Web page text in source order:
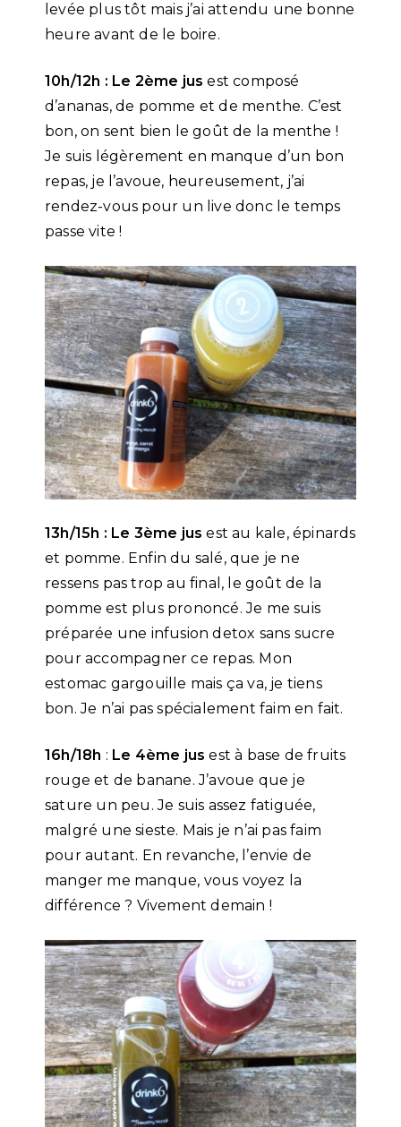
levée plus tôt mais j’ai attendu une bonne
heure avant de le boire.
10h/12h : Le 2ème jus est composé
d’ananas, de pomme et de menthe. C’est
bon, on sent bien le goût de la menthe !
Je suis légèrement en manque d’un bon
repas, je l’avoue, heureusement, j’ai
rendez-vous pour un live donc le temps
passe vite !
13h/15h : Le 3ème jus est au kale, épinards
et pomme. Enfin du salé, que je ne
ressens pas trop au final, le goût de la
pomme est plus prononcé. Je me suis
préparée une infusion detox sans sucre
pour accompagner ce repas. Mon
estomac gargouille mais ça va, je tiens
bon. Je n’ai pas spécialement faim en fait.
16h/18h : Le 4ème jus est à base de fruits
rouge et de banane. J’avoue que je
sature un peu. Je suis assez fatiguée,
malgré une sieste. Mais je n’ai pas faim
pour autant. En revanche, l’envie de
manger me manque, vous voyez la
différence ? Vivement demain !